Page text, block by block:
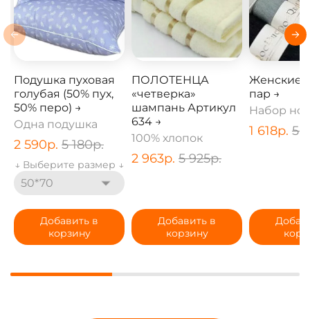
Подушка пуховая
голубая (50% пух,
50% перо) →
Одна подушка
2 590р. 5 180р.
↓ Выберите размер ↓
50*70
Добавить в
корзину
ПОЛОТЕНЦА
«четверка»
шампань Артикул
634 →
100% хлопок
2 963р. 5 925р.
Добавить в
корзину
Женские
пар →
Набор
1 618р. 5